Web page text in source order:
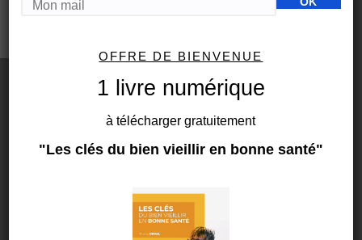
Tout savoir sur la fasciathérapie
THIERRY DUVAL
OFFRE DE BIENVENUE
1 livre numérique
à télécharger gratuitement
"Les clés du bien vieillir en bonne santé"